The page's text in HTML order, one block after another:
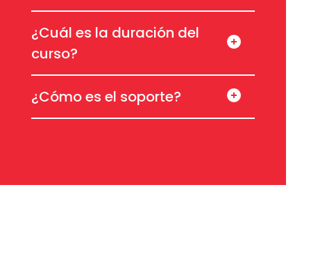
¿Cuál es la duración del
curso?
¿Cómo es el soporte?